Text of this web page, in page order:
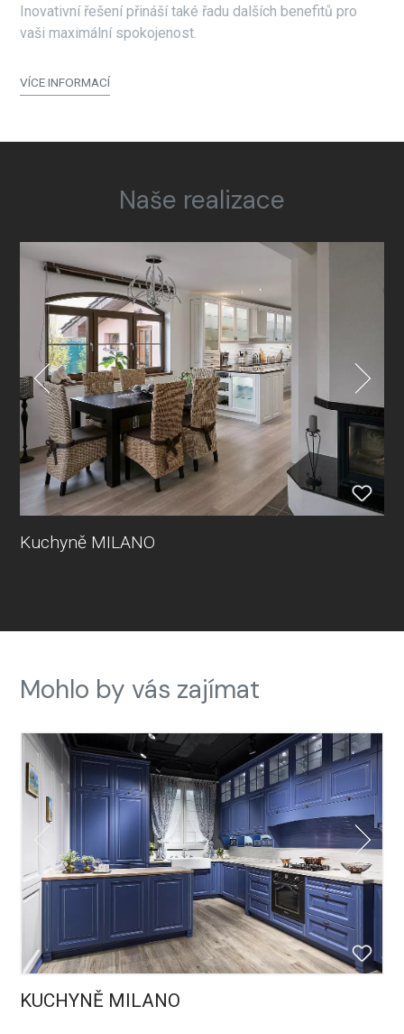
Inovativní řešení přináší také řadu dalších benefitů pro
vaši maximální spokojenost.
VÍCE INFORMACÍ
Naše realizace
Kuchyně MILANO
Mohlo by vás zajímat
KUCHYNĚ MILANO